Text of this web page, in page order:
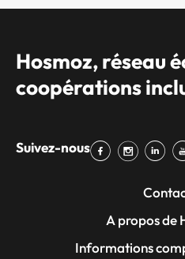
Hosmoz, réseau
coopérations
Suivez-nous
A propos de
Informations